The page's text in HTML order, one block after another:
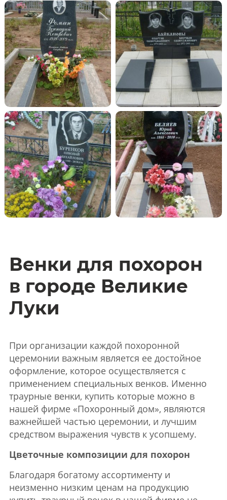
Венки для похорон
в городе Великие
Луки
При организации каждой похоронной
церемонии важным является ее достойное
оформление, которое осуществляется с
применением специальных венков. Именно
траурные венки, купить которые можно в
нашей фирме «Похоронный дом», являются
важнейшей частью церемонии, и лучшим
средством выражения чувств к усопшему.
Цветочные композиции для похорон
Благодаря богатому ассортименту и
неизменно низким ценам на продукцию